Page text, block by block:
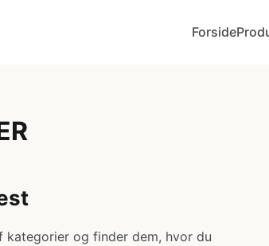
Forside
og finder dem, hvor du